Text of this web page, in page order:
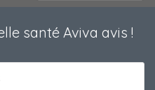
santé Aviva avis !